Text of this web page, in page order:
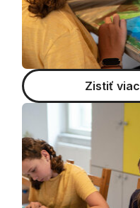
Zistiť viac